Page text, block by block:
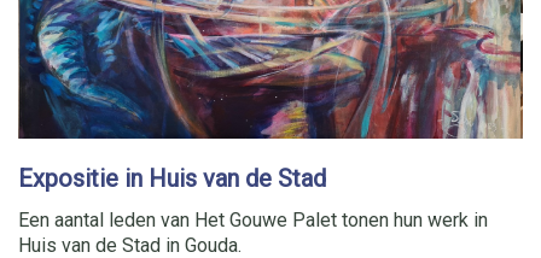
Expositie in Huis van de Stad
Een aantal leden van Het Gouwe Palet tonen hun werk in
Huis van de Stad in Gouda.